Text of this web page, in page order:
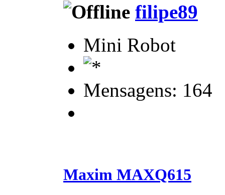
filipe89
Mini Robot
Mensagens: 164
Maxim MAXQ615